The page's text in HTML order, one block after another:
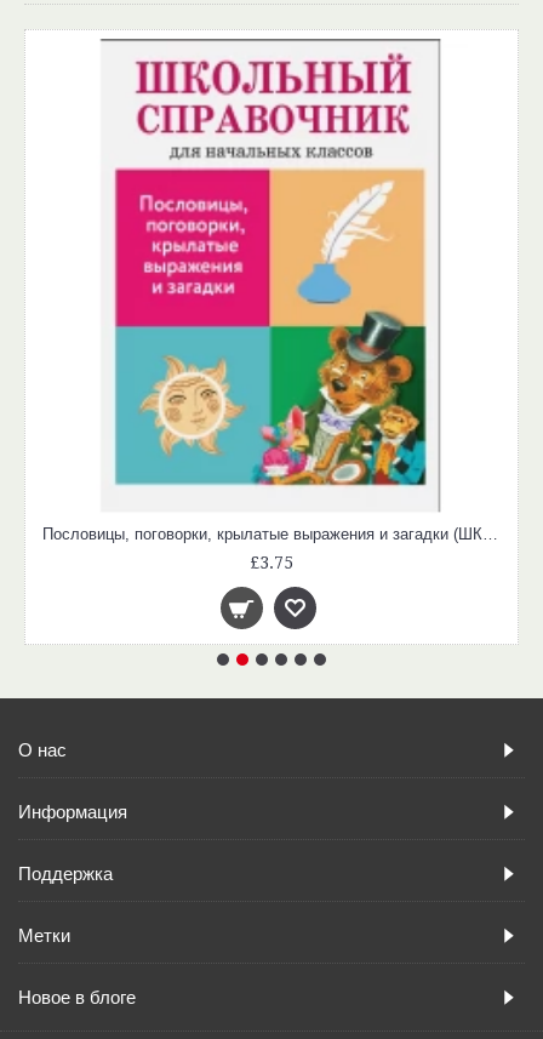
Пословицы, поговорки, крылатые выражения и загадки (ШКОЛЬНЫЙ СПРАВОЧНИК для начальных классов)
£3.75
О нас
Информация
Поддержка
Метки
Новое в блоге